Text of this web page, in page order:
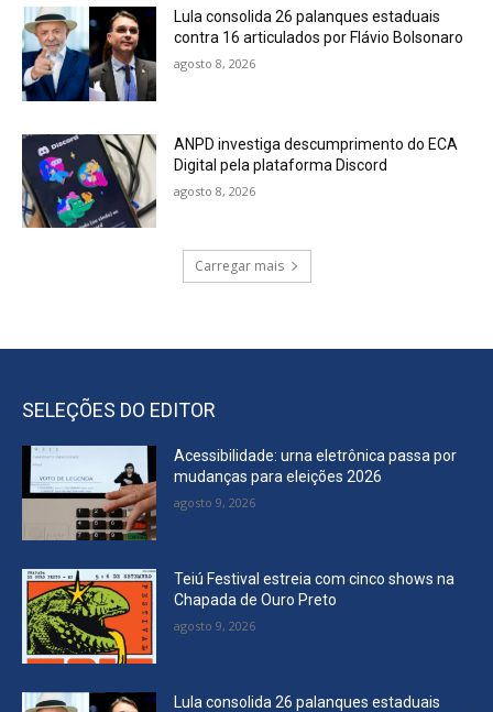
Lula consolida 26 palanques estaduais
contra 16 articulados por Flávio Bolsonaro
agosto 8, 2026
ANPD investiga descumprimento do ECA
Digital pela plataforma Discord
agosto 8, 2026
Carregar mais
SELEÇÕES DO EDITOR
Acessibilidade: urna eletrônica passa por
mudanças para eleições 2026
agosto 9, 2026
Teiú Festival estreia com cinco shows na
Chapada de Ouro Preto
agosto 9, 2026
Lula consolida 26 palanques estaduais